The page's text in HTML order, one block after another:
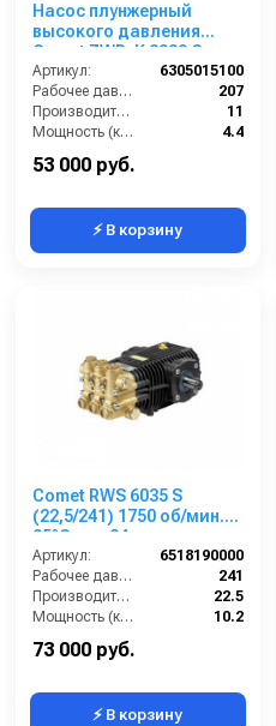
Насос плунжерный
высокого давления
Comet ZWD-K 3030 G
(11/207) 3400 об/мин.Ø
1”п.в.
Артикул:
6305015100
Рабочее давление (бар):
207
Производительность (л/мин):
11
Мощность (кВт):
4.4
Обороты двигателя (об/мин):
53 000 руб.
⚡ В корзину
Comet RWS 6035 S
(22,5/241) 1750 об/мин.
85°C вал 24мм
Артикул:
6518190000
Рабочее давление (бар):
241
Производительность (л/мин):
22.5
Мощность (кВт):
10.2
Обороты двигателя (об/мин):
73 000 руб.
⚡ В корзину